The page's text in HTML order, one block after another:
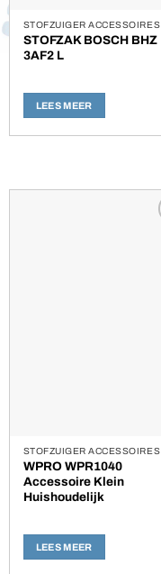
STOFZUIGER ACCESSOIRES
STOFZAK BOSCH BHZ
3AF2 L
LEES MEER
STOFZUIGER ACCESSOIRES
WPRO WPR1040
Accessoire Klein
Huishoudelijk
LEES MEER